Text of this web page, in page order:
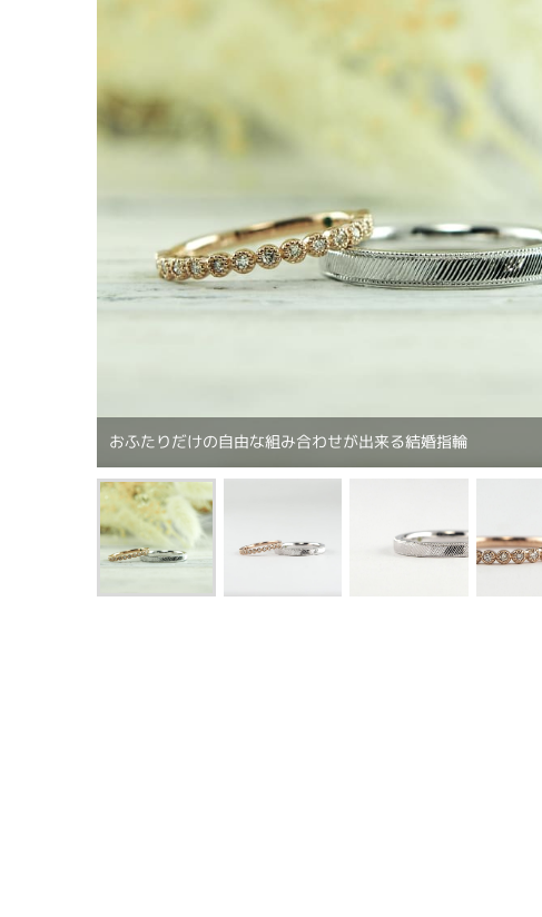
おふたりだけの自由な組み合わせが出来る結婚指輪